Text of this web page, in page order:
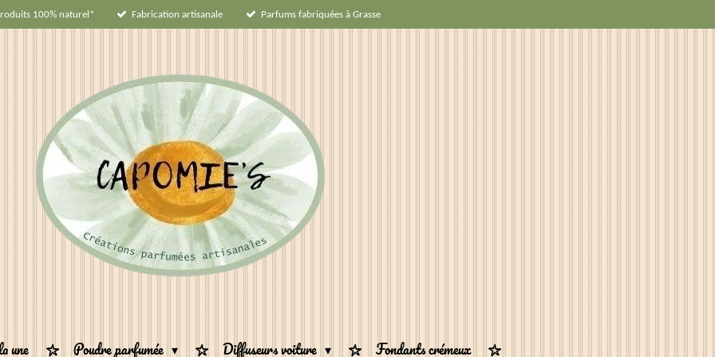
100% naturel* Fabrication artisanale Parfums fabriquées à Grasse
une Poudre parfumée Diffuseurs voiture
Fondants crémeux